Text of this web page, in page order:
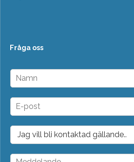
Fråga oss
N
m
n
E
p
o
t
*
D
o
p
M